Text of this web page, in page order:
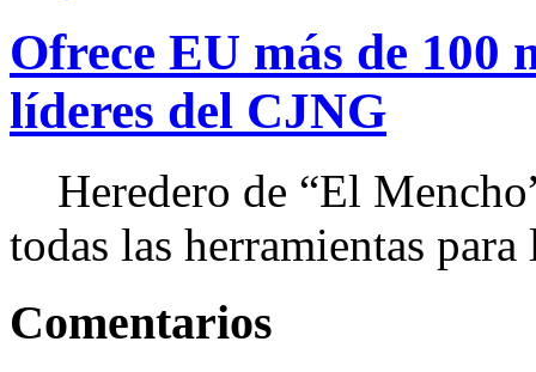
Ofrece EU más de 100
líderes del CJNG
Heredero de “El
todas las herramientas
Comentarios